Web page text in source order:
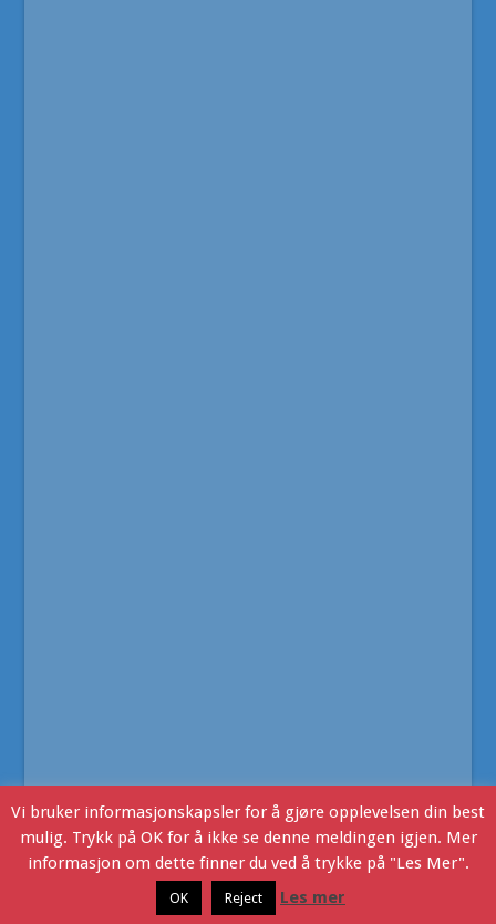
- Copyright © 2016. Webdesign v/JHR Produksjon
Ljosland i dagKontakt Oss
Vi bruker informasjonskapsler for å gjøre opplevelsen din best
mulig. Trykk på OK for å ikke se denne meldingen igjen. Mer
informasjon om dette finner du ved å trykke på "Les Mer".
OK Reject Les mer